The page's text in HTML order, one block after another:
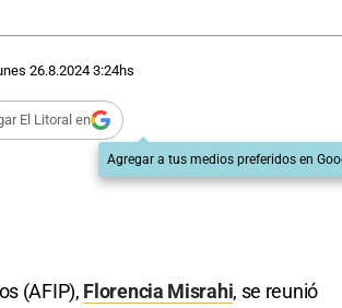
26.8.20243:24hs
El Litoral en
Agregar a tus medios preferidos en
(AFIP), Florencia Misrahi, se reunió